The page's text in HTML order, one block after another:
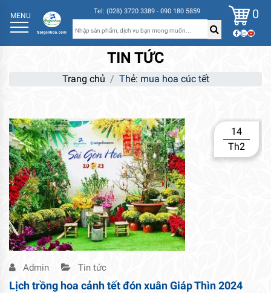
MENU Tel: (028) 3720 3389 - 090 180 5859 0
TIN TỨC
Trang chủ Thẻ: mua hoa cúc tết
14
Th2
Admin Tin tức
Lịch trồng hoa cảnh tết đón xuân Giáp Thìn 2024